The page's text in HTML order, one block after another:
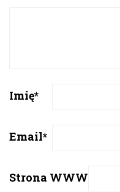
Imię*
Email*
Strona WWW